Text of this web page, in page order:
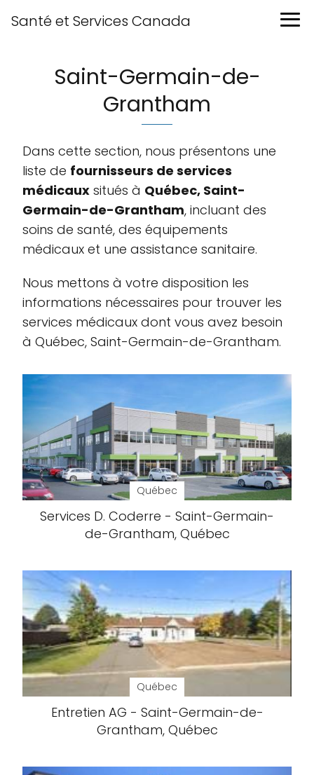
Santé et Services Canada
Saint-Germain-de-
Grantham
Dans cette section, nous présentons une
liste de fournisseurs de services
médicaux situés à Québec, Saint-
Germain-de-Grantham, incluant des
soins de santé, des équipements
médicaux et une assistance sanitaire.
Nous mettons à votre disposition les
informations nécessaires pour trouver les
services médicaux dont vous avez besoin
à Québec, Saint-Germain-de-Grantham.
Québec
Services D. Coderre - Saint-Germain-
de-Grantham, Québec
Québec
Entretien AG - Saint-Germain-de-
Grantham, Québec